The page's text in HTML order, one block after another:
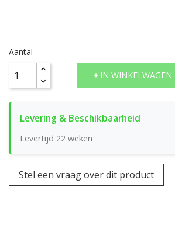
Aantal
IN WINKELWAGEN
Levertijd 22 weken
Stel een vraag over dit product